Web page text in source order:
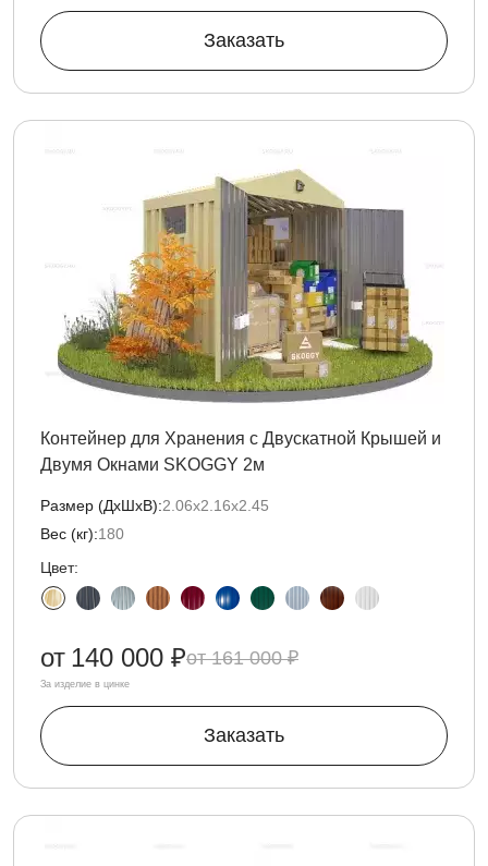
Заказать
Контейнер для Хранения с Двускатной Крышей и
Двумя Окнами SKOGGY 2м
Размер (ДxШxВ):2.06х2.16х2.45
Вес (кг):180
Цвет:
161 000 ₽
от 140 000 ₽
За изделие в цинке
Заказать